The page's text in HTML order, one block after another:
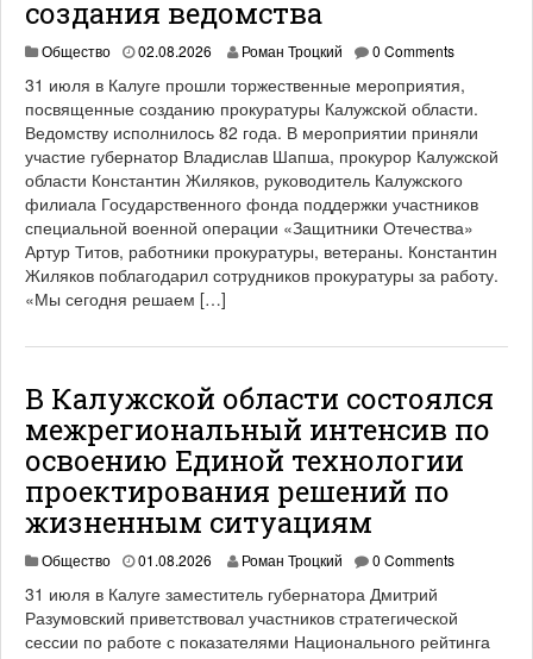
создания ведомства
Общество 02.08.2026 Роман Троцкий 0 Comments
31 июля в Калуге прошли торжественные мероприятия,
посвященные созданию прокуратуры Калужской области.
Ведомству исполнилось 82 года. В мероприятии приняли
участие губернатор Владислав Шапша, прокурор Калужской
области Константин Жиляков, руководитель Калужского
филиала Государственного фонда поддержки участников
специальной военной операции «Защитники Отечества»
Артур Титов, работники прокуратуры, ветераны. Константин
Жиляков поблагодарил сотрудников прокуратуры за работу.
«Мы сегодня решаем […]
В Калужской области состоялся
межрегиональный интенсив по
освоению Единой технологии
проектирования решений по
жизненным ситуациям
Общество 01.08.2026 Роман Троцкий 0 Comments
31 июля в Калуге заместитель губернатора Дмитрий
Разумовский приветствовал участников стратегической
сессии по работе с показателями Национального рейтинга